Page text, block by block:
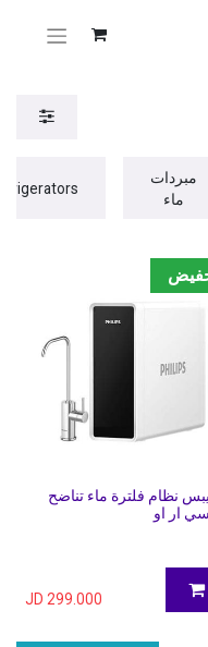
مبردات
ماء
نظام فلترة ماء تناضح
ار او
299.000